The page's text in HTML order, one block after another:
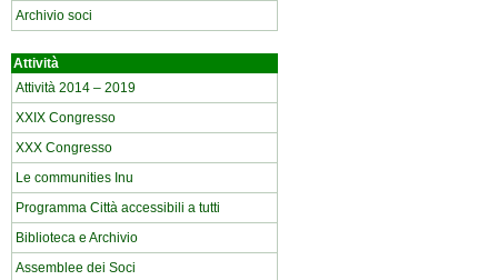
Archivio soci
Attività
Attività 2014 – 2019
XXIX Congresso
XXX Congresso
Le communities Inu
Programma Città accessibili a tutti
Biblioteca e Archivio
Assemblee dei Soci